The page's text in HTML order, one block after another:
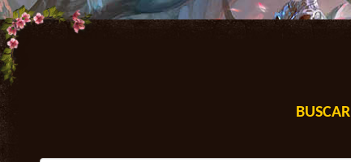
BUSCAR